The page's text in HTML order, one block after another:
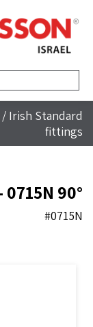
/ Irish Standard
fittings
90° Elbow Female Adaptor NG - 0715N
#0715N